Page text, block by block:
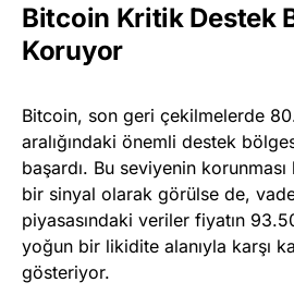
Bitcoin Kritik Destek
Koruyor
Bitcoin, son geri çekilmelerde
aralığındaki önemli destek
başardı. Bu seviyenin
bir sinyal olarak görülse de,
piyasasındaki veriler fiyatın
yoğun bir likidite alanıyla karşı
gösteriyor.